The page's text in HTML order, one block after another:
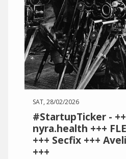
SAT, 28/02/2026
#StartupTicker -
nyra.health +++
+++ Secfix +++
+++